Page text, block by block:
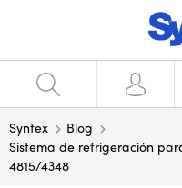
Syntex
Blog
Sistema de refrigeración
4815/4348